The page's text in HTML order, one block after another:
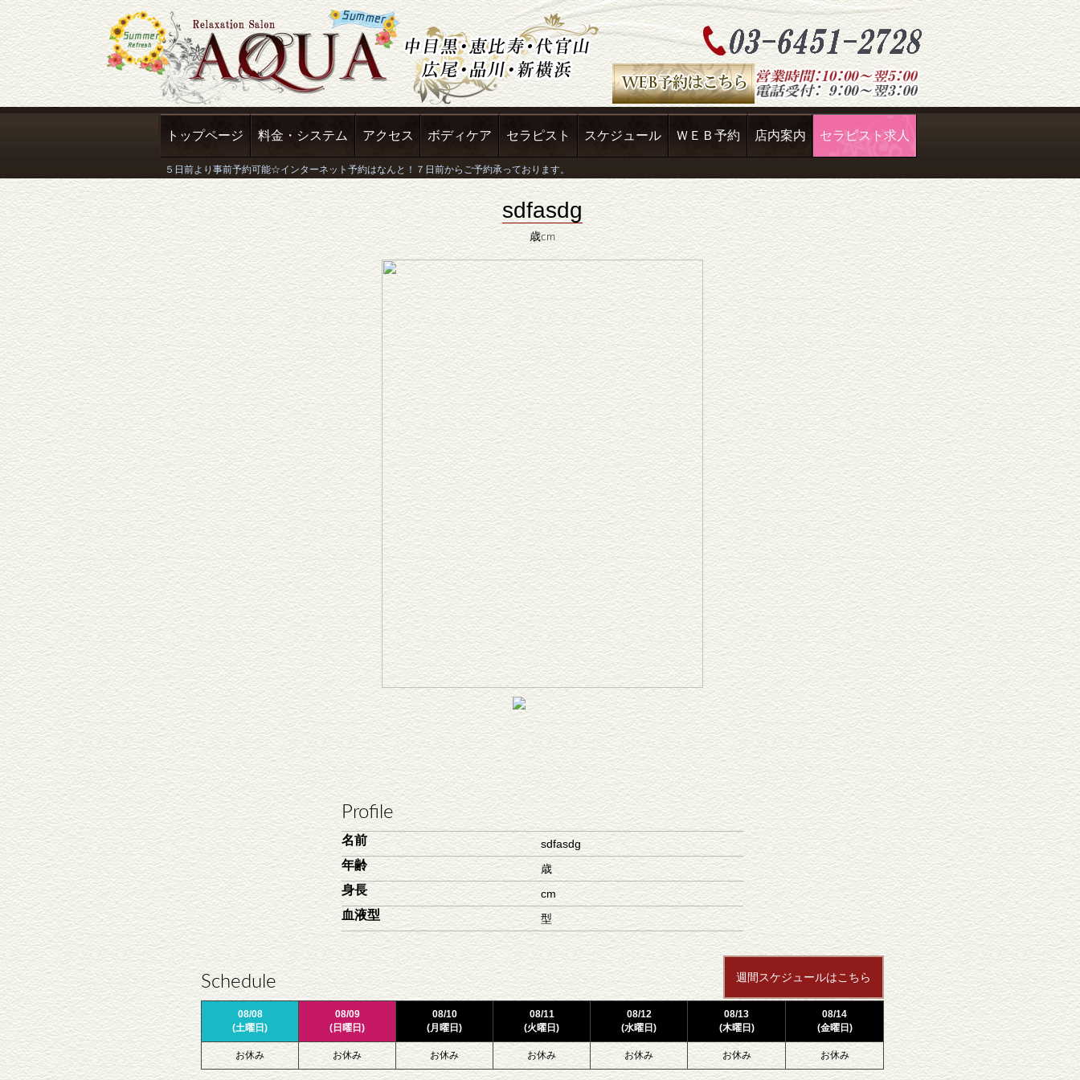
トップページ 料金・システム アクセス ボディケア セラピスト スケジュール ＷＥＢ予約 店内案内 セラピスト求人
sdfasdg
歳cm
Profile
名前 sdfasdg
年齢 歳
身長 cm
血液型 型
Schedule 週間スケジュールはこちら
08/08
(土曜日)
08/09
(日曜日)
08/10
(月曜日)
08/11
(火曜日)
08/12
(水曜日)
08/13
(木曜日)
08/14
(金曜日)
お休み お休み お休み お休み お休み お休み お休み